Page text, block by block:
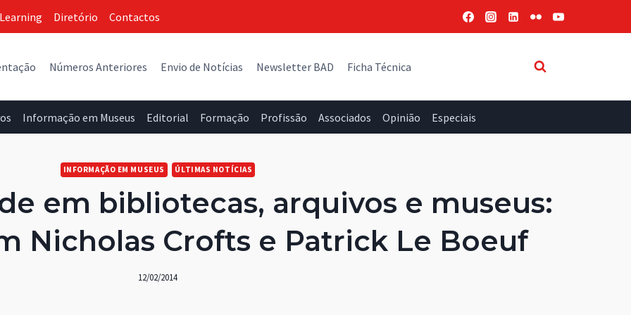
Diretório Contactos
Números Anteriores Envio de Notícias Newsletter BAD Ficha Técnica
Informação em Museus Editorial Formação Profissão Associados Opinião Especiais
INFORMAÇÃO EM MUSEUS ÚLTIMAS NOTÍCIAS
em bibliotecas, arquivos e museus:
Nicholas Crofts e Patrick Le Boeuf
12/02/2014